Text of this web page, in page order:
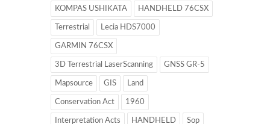
KOMPAS USHIKATA HANDHELD 76CSX
Terrestrial Lecia HDS7000
GARMIN 76CSX
3D Terrestrial LaserScanning GNSS GR-5
Mapsource GIS Land
Conservation Act 1960
Interpretation Acts HANDHELD Sop